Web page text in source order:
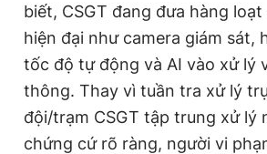
biết, CSGT đang đưa hàng
hiện đại như camera giám sát,
tốc độ tự động và AI vào xử lý
thông. Thay vì tuần tra xử lý
đội/trạm CSGT tập trung xử lý
chứng cứ rõ ràng, người vi